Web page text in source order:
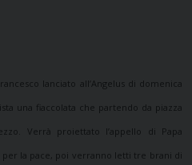
lanciato all’Angelus di domenica
una fiaccolata che partendo da piazza
Verrà proiettato l’appello di Papa
la pace, poi verranno letti tre brani di